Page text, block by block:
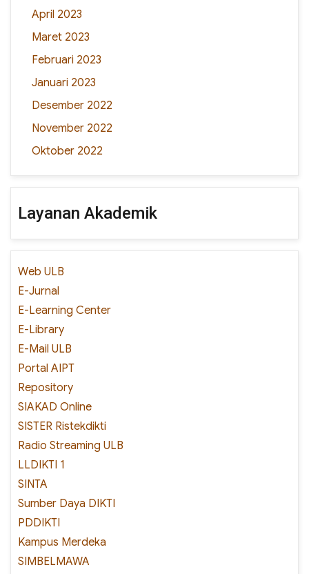
April 2023
Maret 2023
Februari 2023
Januari 2023
Desember 2022
November 2022
Oktober 2022
Layanan Akademik
Web ULB
E-Jurnal
E-Learning Center
E-Library
E-Mail ULB
Portal AIPT
Repository
SIAKAD Online
SISTER Ristekdikti
Radio Streaming ULB
LLDIKTI 1
SINTA
Sumber Daya DIKTI
PDDIKTI
Kampus Merdeka
SIMBELMAWA